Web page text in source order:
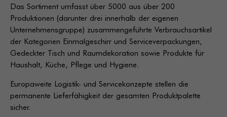
Das Sortiment umfasst über 5000 aus über 200
Produktionen (darunter drei innerhalb der eigenen
Unternehmensgruppe) zusammengeführte Verbrauchsartikel
der Kategorien Einmalgeschirr und Serviceverpackungen,
Gedeckter Tisch und Raumdekoration sowie Produkte für
Haushalt, Küche, Pflege und Hygiene.
Europaweite Logistik- und Servicekonzepte stellen die
permanente Lieferfähigkeit der gesamten Produktpalette
sicher.